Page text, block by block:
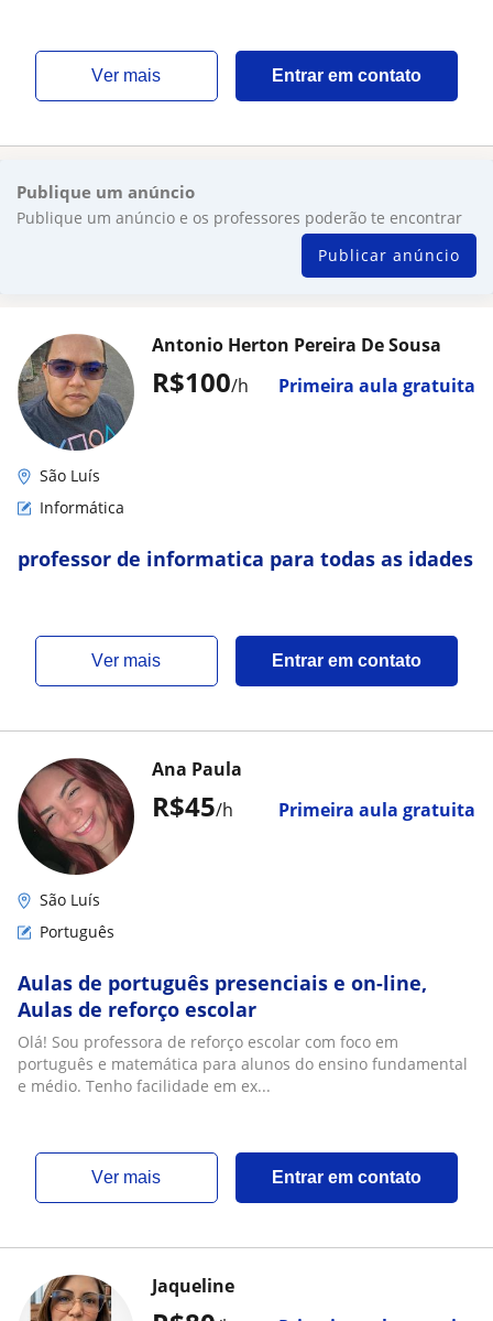
ver mais Entrar em contato
Publique um anúncio
Publique um anúncio e os professores poderão te encontrar
Publicar anúncio
R$100/h Primeira aula gratuita
Antonio Herton Pereira De Sousa
São Luís
Informática
professor de informatica para todas as idades
ver mais Entrar em contato
R$45/h Primeira aula gratuita
Ana Paula
São Luís
Português
Aulas de português presenciais e on-line,
Aulas de reforço escolar
Olá! Sou professora de reforço escolar com foco em
português e matemática para alunos do ensino fundamental
e médio. Tenho facilidade em ex...
ver mais Entrar em contato
Jaqueline